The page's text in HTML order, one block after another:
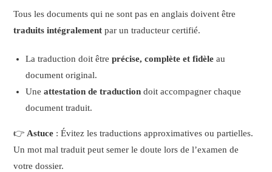
Tous les documents qui ne sont pas en anglais doivent être
traduits intégralement par un traducteur certifié.
La traduction doit êtreprécise, complète et fidèle au
document original.
Uneattestation de traduction doit accompagner chaque
document traduit.
👉 Astuce : Évitez les traductions approximatives ou partielles.
Un mot mal traduit peut semer le doute lors de l’examen de
votre dossier.